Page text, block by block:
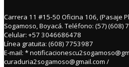
Carrera 11 #15-50 Oficina 106, (Pasaje
Sogamoso, Boyacá. Teléfono: (57) (608)
Celular: +57 3046686478
Línea gratuita: (608) 7753987
E-mail: *
curaduria2sogamoso@gmail.com /